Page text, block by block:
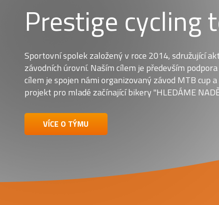
Prestige cycling
Sportovní spolek založený v roce 2014, sdružující
závodních úrovní. Naším cílem je především
cílem je spojen námi organizovaný závod MTB cup
projekt pro mladé začínající bikery "HLEDÁME
VÍCE O TÝMU